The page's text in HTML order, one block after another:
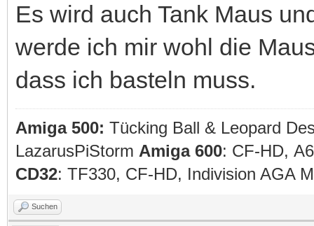
Es wird auch Tank Maus
werde ich mir wohl die
dass ich basteln muss.
Amiga 500: Tücking Ball & Leopard
LazarusPiStorm Amiga 600: CF-HD,
CD32: TF330, CF-HD, Indivision AGA
Suchen